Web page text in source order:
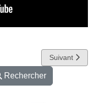
Article
Suivant
Rechercher